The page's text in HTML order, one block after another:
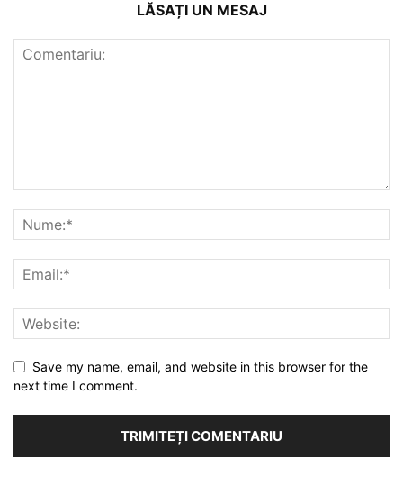
LĂSAȚI UN MESAJ
Save my name, email, and website in this browser for the
next time I comment.